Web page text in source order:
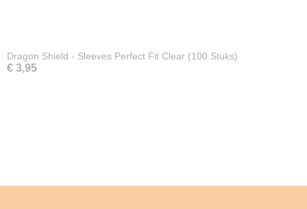
Dragon Shield - Sleeves Perfect Fit Clear (100 Stuks)
€ 3,95